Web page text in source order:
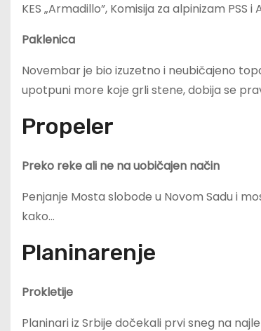
KES „Armadillo”, Komisija za alpinizam
Paklenica
Novembar je bio izuzetno i neubičajeno
upotpuni more koje grli stene, dobija se
Propeler
Preko reke ali ne na uobičajen način
Penjanje Mosta slobode u Novom Sadu i
kako…
Planinarenje
Prokletije
Planinari iz Srbije dočekali prvi sneg na